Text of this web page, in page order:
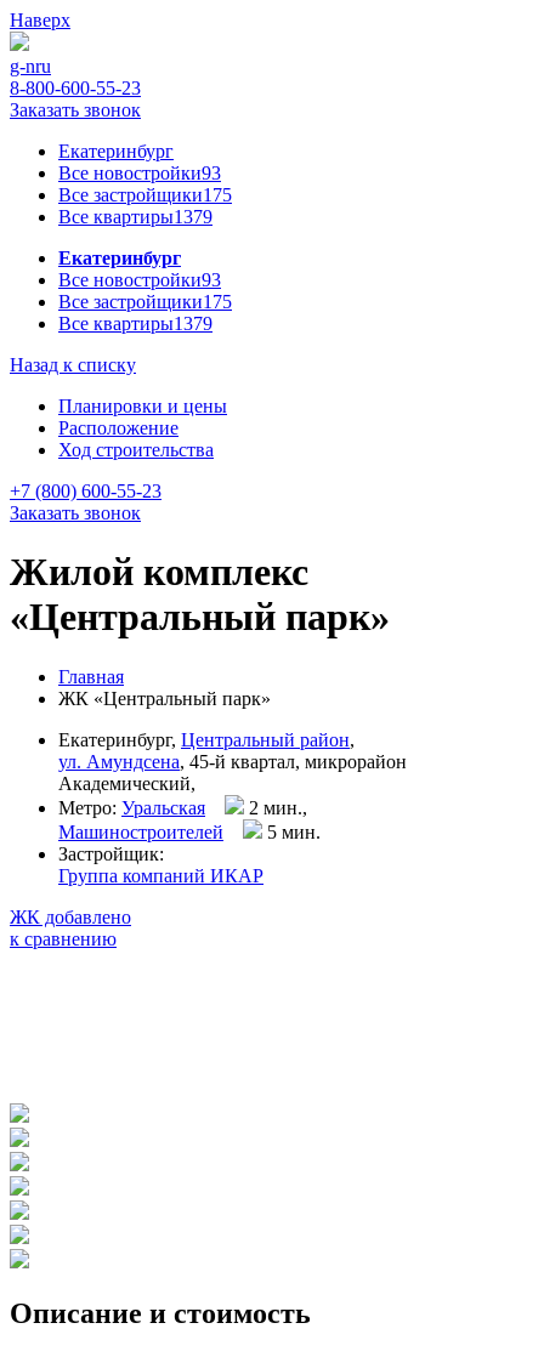
Наверх
g-nru
8-800-600-55-23
Заказать звонок
Екатеринбург
Все новостройки93
Все застройщики175
Все квартиры1379
Екатеринбург
Все новостройки93
Все застройщики175
Все квартиры1379
Назад к списку
Планировки и цены
Расположение
Ход строительства
+7 (800) 600-55-23
Заказать звонок
Жилой комплекс
«Центральный парк»
Главная
ЖК «Центральный парк»
Екатеринбург, Центральный район,
ул. Амундсена, 45-й квартал, микрорайон
Академический,
Метро: Уральская
2 мин.,
Машиностроителей
5 мин.
Застройщик:
Группа компаний ИКАР
ЖК добавлено
к сравнению
Описание и стоимость